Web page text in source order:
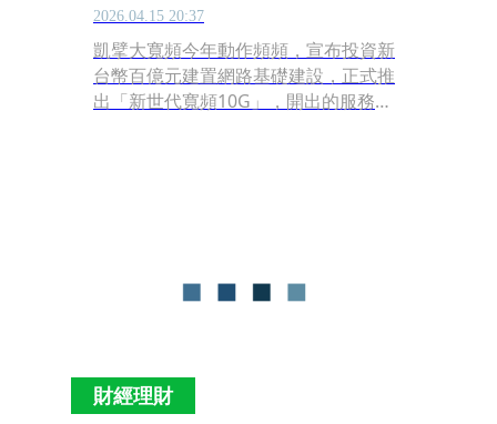
2026.04.15 20:37
凱擘大寬頻今年動作頻頻，宣布投資新
台幣百億元建置網路基礎建設，正式推
出「新世代寬頻10G」，開出的服務價
是不斷飆升，不知何時會調整！」。
財經理財